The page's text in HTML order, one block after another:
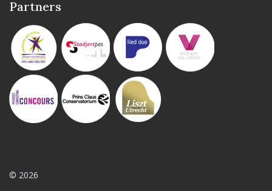
Partners
© 2026